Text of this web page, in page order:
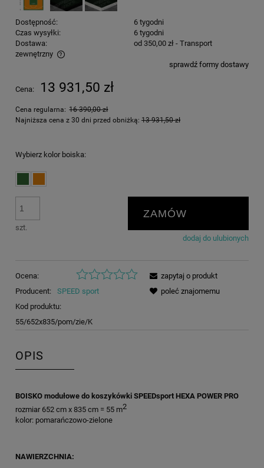
Dostępność:
6 tygodni
Czas wysyłki:
6 tygodni
Dostawa:
od 350,00 zł - Transport
zewnętrzny
Cena nie zawiera ewentualnych kosztów płatnościsprawdź formy dostawy
Cena: 13 931,50 zł
Cena regularna: 16 390,00 zł
Najniższa cena z 30 dni przed obniżką: 13 931,50 zł
Wybierz kolor boiska:
szt.
ZAMÓW
dodaj do ulubionych
Ocena:
Producent:
SPEED sport
Kod produktu:
55/652x835/pom/zie/K
zapytaj o produkt
poleć znajomemu
OPIS
BOISKO modułowe do koszykówki SPEEDsport HEXA POWER PRO
rozmiar 652 cm x 835 cm = 55 m2
kolor: pomarańczowo-zielone
NAWIERZCHNIA: